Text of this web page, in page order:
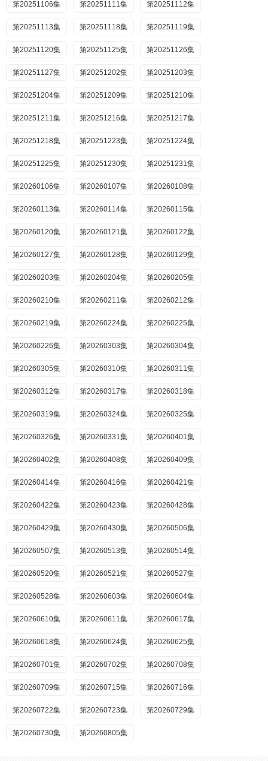
第20251106集 第20251111集 第20251112集
第20251113集 第20251118集 第20251119集
第20251120集 第20251125集 第20251126集
第20251127集 第20251202集 第20251203集
第20251204集 第20251209集 第20251210集
第20251211集 第20251216集 第20251217集
第20251218集 第20251223集 第20251224集
第20251225集 第20251230集 第20251231集
第20260106集 第20260107集 第20260108集
第20260113集 第20260114集 第20260115集
第20260120集 第20260121集 第20260122集
第20260127集 第20260128集 第20260129集
第20260203集 第20260204集 第20260205集
第20260210集 第20260211集 第20260212集
第20260219集 第20260224集 第20260225集
第20260226集 第20260303集 第20260304集
第20260305集 第20260310集 第20260311集
第20260312集 第20260317集 第20260318集
第20260319集 第20260324集 第20260325集
第20260326集 第20260331集 第20260401集
第20260402集 第20260408集 第20260409集
第20260414集 第20260416集 第20260421集
第20260422集 第20260423集 第20260428集
第20260429集 第20260430集 第20260506集
第20260507集 第20260513集 第20260514集
第20260520集 第20260521集 第20260527集
第20260528集 第20260603集 第20260604集
第20260610集 第20260611集 第20260617集
第20260618集 第20260624集 第20260625集
第20260701集 第20260702集 第20260708集
第20260709集 第20260715集 第20260716集
第20260722集 第20260723集 第20260729集
第20260730集 第20260805集